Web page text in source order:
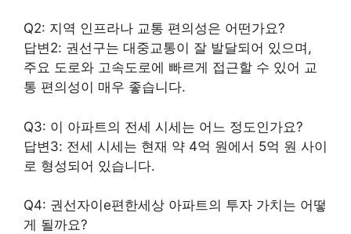
Q2: 지역 인프라나 교통 편의성은 어떤가요?
답변2: 권선구는 대중교통이 잘 발달되어 있으며,
주요 도로와 고속도로에 빠르게 접근할 수 있어 교
통 편의성이 매우 좋습니다.
Q3: 이 아파트의 전세 시세는 어느 정도인가요?
답변3: 전세 시세는 현재 약 4억 원에서 5억 원 사이
로 형성되어 있습니다.
Q4: 권선자이e편한세상 아파트의 투자 가치는 어떻
게 될까요?